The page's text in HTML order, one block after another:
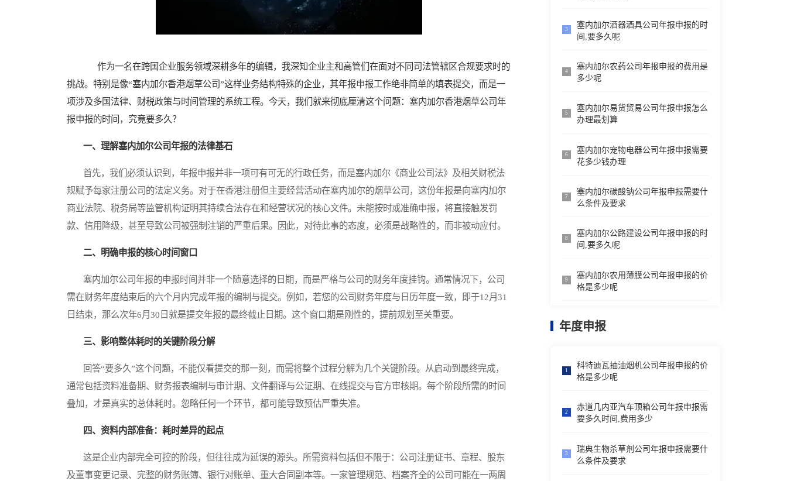
作为一名在跨国企业服务领域深耕多年的编辑，我深知企业主和高管们在面对不同司法管辖区合规要求时的
挑战。特别是像“塞内加尔香港烟草公司”这样业务结构特殊的企业，其年报申报工作绝非简单的填表提交，而是一
项涉及多国法律、财税政策与时间管理的系统工程。今天，我们就来彻底厘清这个问题：塞内加尔香港烟草公司年
报申报的时间，究竟要多久？
一、理解塞内加尔公司年报的法律基石
首先，我们必须认识到，年报申报并非一项可有可无的行政任务，而是塞内加尔《商业公司法》及相关财税法
规赋予每家注册公司的法定义务。对于在香港注册但主要经营活动在塞内加尔的烟草公司，这份年报是向塞内加尔
商业法院、税务局等监管机构证明其持续合法存在和经营状况的核心文件。未能按时或准确申报，将直接触发罚
款、信用降级，甚至导致公司被强制注销的严重后果。因此，对待此事的态度，必须是战略性的，而非被动应付。
二、明确申报的核心时间窗口
塞内加尔公司年报的申报时间并非一个随意选择的日期，而是严格与公司的财务年度挂钩。通常情况下，公司
需在财务年度结束后的六个月内完成年报的编制与提交。例如，若您的公司财务年度与日历年度一致，即于12月31
日结束，那么次年6月30日就是提交年报的最终截止日期。这个窗口期是刚性的，提前规划至关重要。
三、影响整体耗时的关键阶段分解
回答“要多久”这个问题，不能仅看提交的那一刻，而需将整个过程分解为几个关键阶段。从启动到最终完成，
通常包括资料准备期、财务报表编制与审计期、文件翻译与公证期、在线提交与官方审核期。每个阶段所需的时间
叠加，才是真实的总体耗时。忽略任何一个环节，都可能导致预估严重失准。
四、资料内部准备：耗时差异的起点
这是企业内部完全可控的阶段，但往往成为延误的源头。所需资料包括但不限于：公司注册证书、章程、股东
及董事变更记录、完整的财务账簿、银行对账单、重大合同副本等。一家管理规范、档案齐全的公司可能在一两周
3
塞内加尔酒器酒具公司年报申报的时
间,要多久呢
4
塞内加尔农药公司年报申报的费用是
多少呢
5
塞内加尔易货贸易公司年报申报怎么
办理最划算
6
塞内加尔宠物电器公司年报申报需要
花多少钱办理
7
塞内加尔碳酸钠公司年报申报需要什
么条件及要求
8
塞内加尔公路建设公司年报申报的时
间,要多久呢
9
塞内加尔农用薄膜公司年报申报的价
格是多少呢
年度申报
1
科特迪瓦抽油烟机公司年报申报的价
格是多少呢
2
赤道几内亚汽车顶箱公司年报申报需
要多久时间,费用多少
3
瑞典生物杀草剂公司年报申报需要什
么条件及要求